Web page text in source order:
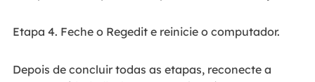
Etapa 4. Feche o Regedit e reinicie o computador.
Depois de concluir todas as etapas, reconecte a